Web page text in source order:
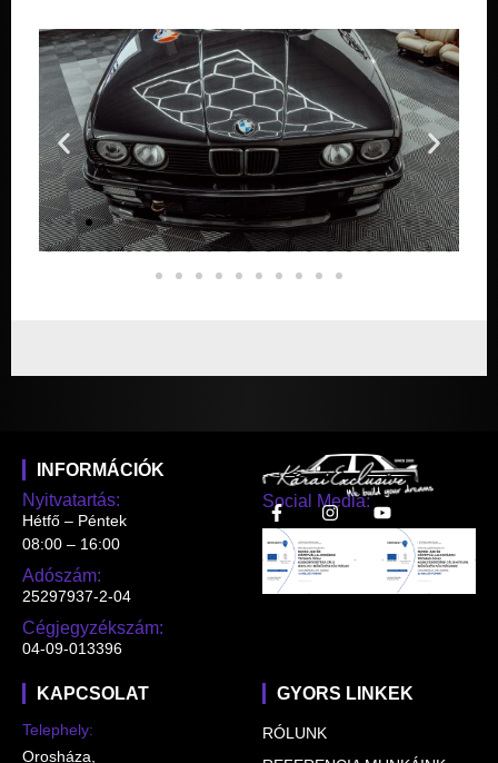
Social Media:
INFORMÁCIÓK
Nyitvatartás:
Hétfő – Péntek
08:00 – 16:00
Adószám:
25297937-2-04
Cégjegyzékszám:
04-09-013396
GYORS LINKEK
RÓLUNK
KAPCSOLAT
Telephely:
Orosháza,